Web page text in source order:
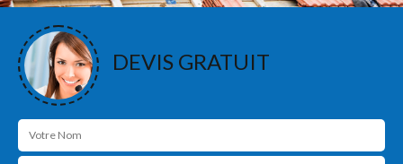
DEVIS GRATUIT